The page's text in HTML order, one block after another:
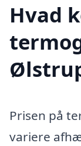
Hvad
Prisen på
variere